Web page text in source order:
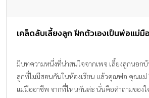
เคล็ดลับเลี้ยงลูก ฝึกตัวเองเป็นพ่อแม่
มีบทความหนึ่งที่น่าสนใจจากเพจ เลี้ยงลูกนอกบ้
ลูกที่ไม่มีสอนกันในห้องเรียน แล้วคุณพ่อ คุณแม่
แม่มืออาชีพ จากที่ไหนกันล่ะ นั่นคือคำถามของใ